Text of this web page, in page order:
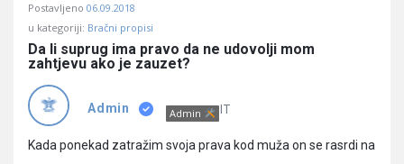
Učene
Latest
Pitanja
Postavljeno 06.09.2018
u kategoriji: Bračni propisi
Da li suprug ima pravo da ne udovolji mom
zahtjevu ako je zauzet?
Admin Admin IT
Kada ponekad zatražim svoja prava kod muža on se rasrdi na